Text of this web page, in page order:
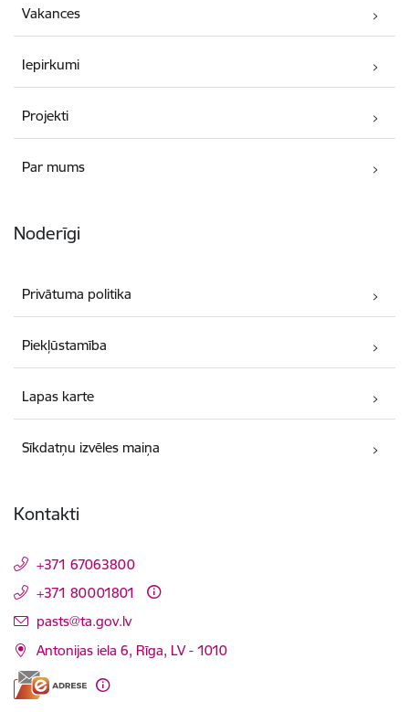
Vakances
Iepirkumi
Projekti
Par mums
Noderīgi
Privātuma politika
Piekļūstamība
Lapas karte
Sīkdatņu izvēles maiņa
Kontakti
+371 67063800
+371 80001801
E-pasts:
pasts@ta.gov.lv
Antonijas iela 6, Rīga, LV - 1010